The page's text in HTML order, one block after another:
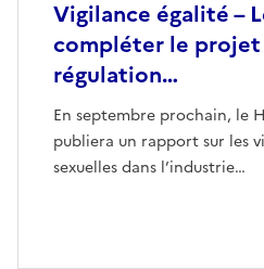
Vigilance égalité –
compléter le
régulation…
En septembre prochain, le
publiera un rapport sur les
sexuelles dans l’industrie…